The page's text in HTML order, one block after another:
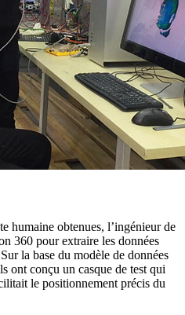
humaine obtenues, l’ingénieur de
360 pour extraire les données
la base du modèle de données
ont conçu un casque de test qui
le positionnement précis du